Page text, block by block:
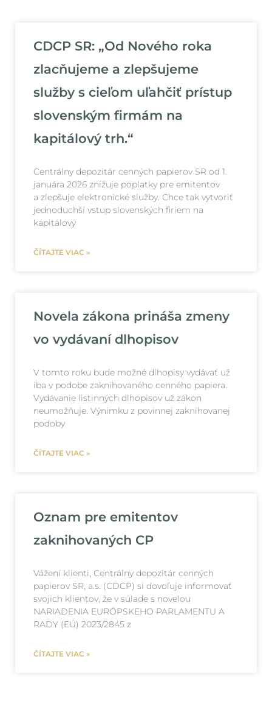
CDCP SR: „Od Nového roka
zlacňujeme a zlepšujeme
služby s cieľom uľahčiť prístup
slovenským firmám na
kapitálový trh.“
Centrálny depozitár cenných papierov SR od 1.
januára 2026 znižuje poplatky pre emitentov
a zlepšuje elektronické služby. Chce tak vytvoriť
jednoduchší vstup slovenských firiem na
kapitálový
ČÍTAJTE VIAC »
Novela zákona prináša zmeny
vo vydávaní dlhopisov
V tomto roku bude možné dlhopisy vydávať už
iba v podobe zaknihovaného cenného papiera.
Vydávanie listinných dlhopisov už zákon
neumožňuje. Výnimku z povinnej zaknihovanej
podoby
ČÍTAJTE VIAC »
Oznam pre emitentov
zaknihovaných CP
Vážení klienti, Centrálny depozitár cenných
papierov SR, a.s. (CDCP) si dovoľuje informovať
svojich klientov, že v súlade s novelou
NARIADENIA EURÓPSKEHO PARLAMENTU A
RADY (EÚ) 2023/2845 z
ČÍTAJTE VIAC »